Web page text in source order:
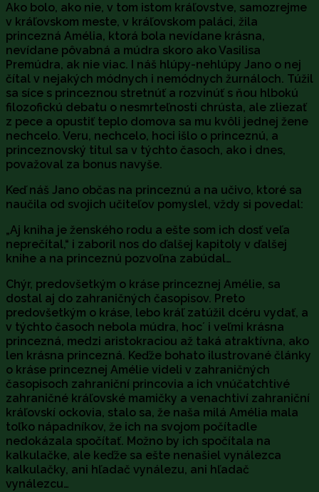
Ako bolo, ako nie, v tom istom kráľovstve, samozrejme
v kráľovskom meste, v kráľovskom paláci, žila
princezná Amélia, ktorá bola nevídane krásna,
nevídane pôvabná a múdra skoro ako Vasilisa
Premúdra, ak nie viac. I náš hlúpy-nehlúpy Jano o nej
čítal v nejakých módnych i nemódnych žurnáloch. Túžil
sa síce s princeznou stretnúť a rozvinúť s ňou hlbokú
filozofickú debatu o nesmrteľnosti chrústa, ale zliezať
z pece a opustiť teplo domova sa mu kvôli jednej žene
nechcelo. Veru, nechcelo, hoci išlo o princeznú, a
princeznovský titul sa v týchto časoch, ako i dnes,
považoval za bonus navyše.
Keď náš Jano občas na princeznú a na učivo, ktoré sa
naučila od svojich učiteľov pomyslel, vždy si povedal:
„Aj kniha je ženského rodu a ešte som ich dosť veľa
neprečítal,“ i zaboril nos do ďalšej kapitoly v ďalšej
knihe a na princeznú pozvoľna zabúdal…
Chýr, predovšetkým o kráse princeznej Amélie, sa
dostal aj do zahraničných časopisov. Preto
predovšetkým o kráse, lebo kráľ zatúžil dcéru vydať, a
v týchto časoch nebola múdra, hoc´ i veľmi krásna
princezná, medzi aristokraciou až taká atraktívna, ako
len krásna princezná. Keďže bohato ilustrované články
o kráse princeznej Amélie videli v zahraničných
časopisoch zahraniční princovia a ich vnúčatchtivé
zahraničné kráľovské mamičky a venachtiví zahraniční
kráľovskí ockovia, stalo sa, že naša milá Amélia mala
toľko nápadníkov, že ich na svojom počítadle
nedokázala spočítať. Možno by ich spočítala na
kalkulačke, ale keďže sa ešte nenašiel vynálezca
kalkulačky, ani hľadač vynálezu, ani hľadač
vynálezcu…